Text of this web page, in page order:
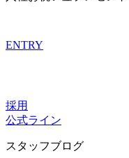
ENTRY
採用
公式ライン
スタッフブログ